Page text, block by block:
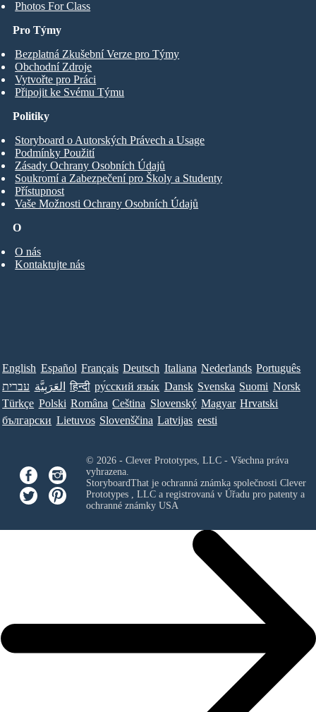
Photos For Class
Pro Týmy
Bezplatná Zkušební Verze pro Týmy
Obchodní Zdroje
Vytvořte pro Práci
Připojit ke Svému Týmu
O
O nás
Kontaktujte nás
Politiky
Storyboard o Autorských Právech a Usage
Podmínky Použití
Zásady Ochrany Osobních Údajů
Soukromí a Zabezpečení pro Školy a Studenty
Přístupnost
Vaše Možnosti Ochrany Osobních Údajů
English Español Français Deutsch Italiana Nederlands Português
עברית العَرَبِيَّة हिन्दी ру́сский язы́к Dansk Svenska Suomi Norsk
Türkçe Polski Româna Ceština Slovenský Magyar Hrvatski
български Lietuvos Slovenščina Latvijas eesti
© 2026 - Clever Prototypes, LLC - Všechna práva
vyhrazena.
StoryboardThat je ochranná známka společnosti Clever
Prototypes , LLCa registrovaná v Úřadu pro patenty a
ochranné známky USA